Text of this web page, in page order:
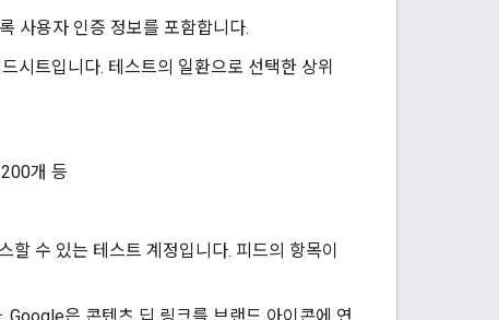
사용자 인증 정보를 포함합니다.
시트입니다. 테스트의 일환으로 선택한 상위
개 등
수 있는 테스트 계정입니다. 피드의 항목이